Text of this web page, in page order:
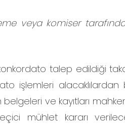
veya komiser
talep edildiği
işlemleri
ve kayıtları
mühlet kararı